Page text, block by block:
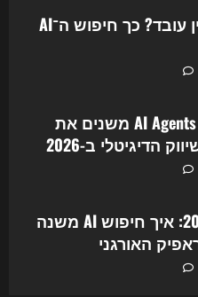
האם ה־SEO של 2026 עדיין עובד? כך חיפוש ה־AI
המהפכה שכבר כאן: איך AI Agents משנים את
המהפכה השקטה של 2026: איך חיפוש AI משנה